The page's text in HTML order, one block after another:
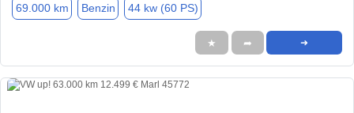
69.000 km Benzin 44 kw (60 PS)
★ ➦ ➜